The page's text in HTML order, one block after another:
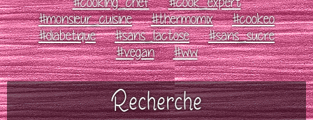
#monsieur_cuisine
#thermomix
#cookeo
#diabetique
#sans_lactose
#sans_sucre
#vegan
#ww
Recherche